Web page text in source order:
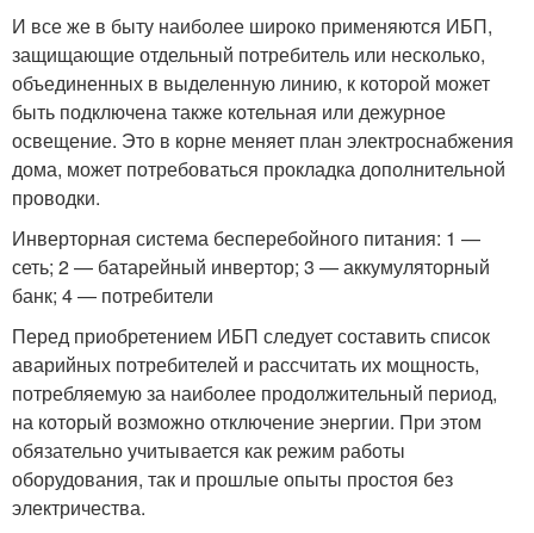
И все же в быту наиболее широко применяются ИБП,
защищающие отдельный потребитель или несколько,
объединенных в выделенную линию, к которой может
быть подключена также котельная или дежурное
освещение. Это в корне меняет план электроснабжения
дома, может потребоваться прокладка дополнительной
проводки.
Инверторная система бесперебойного питания: 1 —
сеть; 2 — батарейный инвертор; 3 — аккумуляторный
банк; 4 — потребители
Перед приобретением ИБП следует составить список
аварийных потребителей и рассчитать их мощность,
потребляемую за наиболее продолжительный период,
на который возможно отключение энергии. При этом
обязательно учитывается как режим работы
оборудования, так и прошлые опыты простоя без
электричества.